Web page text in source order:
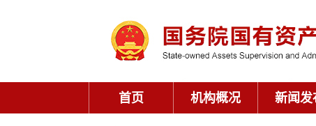
首页 机构概况 新闻发